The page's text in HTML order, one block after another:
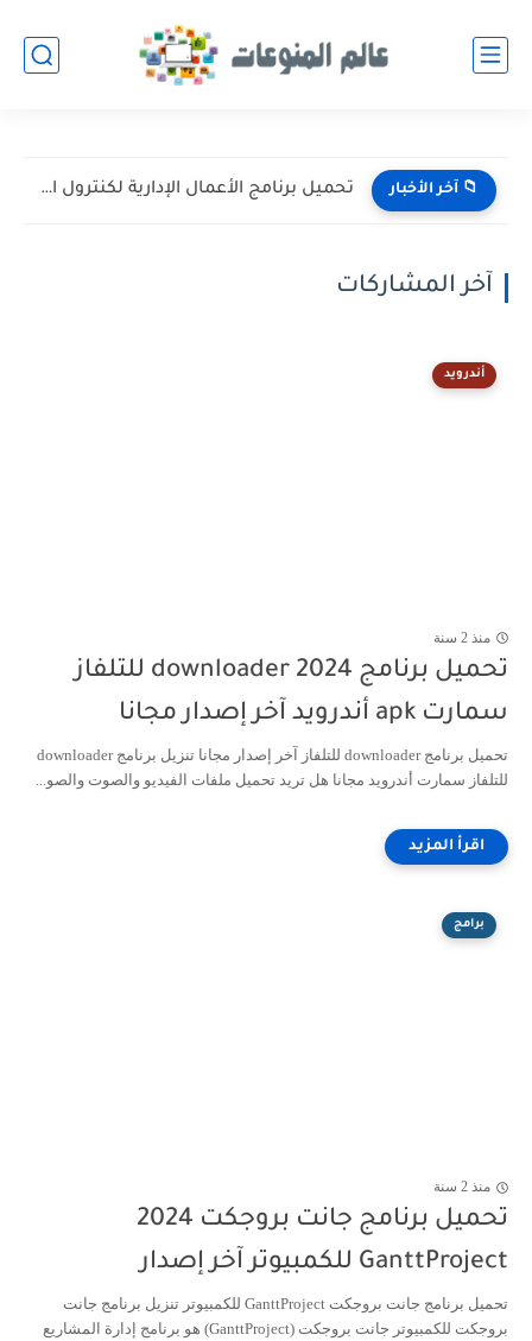
📁 آخر الأخبار تحميل برنامج الأعمال الإدارية لكنترول النقل الأزهري (الابتدائي والإعدادي والثانوي)...
آخر المشاركات
أندرويد
منذ 2 سنة
تحميل برنامج downloader 2024 للتلفاز
سمارت apk أندرويد آخر إصدار مجانا
تحميل برنامج downloader للتلفاز آخر إصدار مجانا تنزيل برنامج downloader
للتلفاز سمارت أندرويد مجانا هل تريد تحميل ملفات الفيديو والصوت والصو...
برامج
منذ 2 سنة
تحميل برنامج جانت بروجكت 2024
GanttProject للكمبيوتر آخر إصدار
تحميل برنامج جانت بروجكت GanttProject للكمبيوتر تنزيل برنامج جانت
بروجكت للكمبيوتر جانت بروجكت (GanttProject) هو برنامج إدارة المشاريع